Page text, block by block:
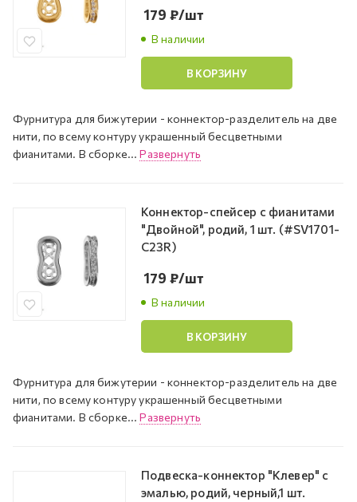
В наличии
179 ₽/шт
В КОРЗИНУ
Фурнитура для бижутерии - коннектор-разделитель на две
нити, по всему контуру украшенный бесцветными
фианитами. В сборке...Развернуть
Коннектор-спейсер с фианитами
"Двойной", родий, 1 шт. (#SV1701-
C23R)
В наличии
179 ₽/шт
В КОРЗИНУ
Фурнитура для бижутерии - коннектор-разделитель на две
нити, по всему контуру украшенный бесцветными
фианитами. В сборке...Развернуть
Подвеска-коннектор "Клевер" с
эмалью, родий, черный,1 шт.